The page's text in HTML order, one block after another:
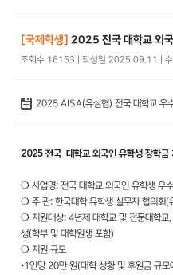
[국제학생] 2025 전국 대학교 외
조회수 16153 | 작성일 2025.09.11 |
2025 AISA(유실협) 전국 대학교 우
2025 전국 대학교 외국인 유학생 장학금
❍ 사업명: 전국 대학교 외국인 유학생 우
❍ 주 관: 한국대학 유학생 실무자 협의회(
❍ 지원대상: 4년제 대학교 및 전문대학교
생(학부 및 대학원생 포함)
❍ 지원 규모
•1인당 20만 원(대학 상황 및 후원금 규모